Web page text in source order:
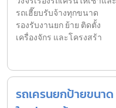
รถเฮี๊ยบรับจ้างทุกขนาด
รองรับงานยก ย้าย ติดตั้ง
เครื่องจักร และโครงสร้า
รถเครนยกป้ายขนาด